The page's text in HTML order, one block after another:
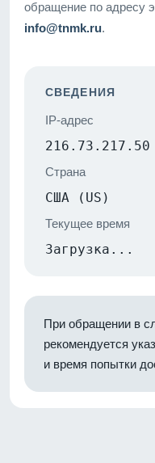
обращение по адресу
info@tnmk.ru.
СВЕДЕНИЯ
IP-адрес
216.73.217.50
Страна
США (US)
Текущее время
Загрузка...
При обращении в
рекомендуется
и время попытки